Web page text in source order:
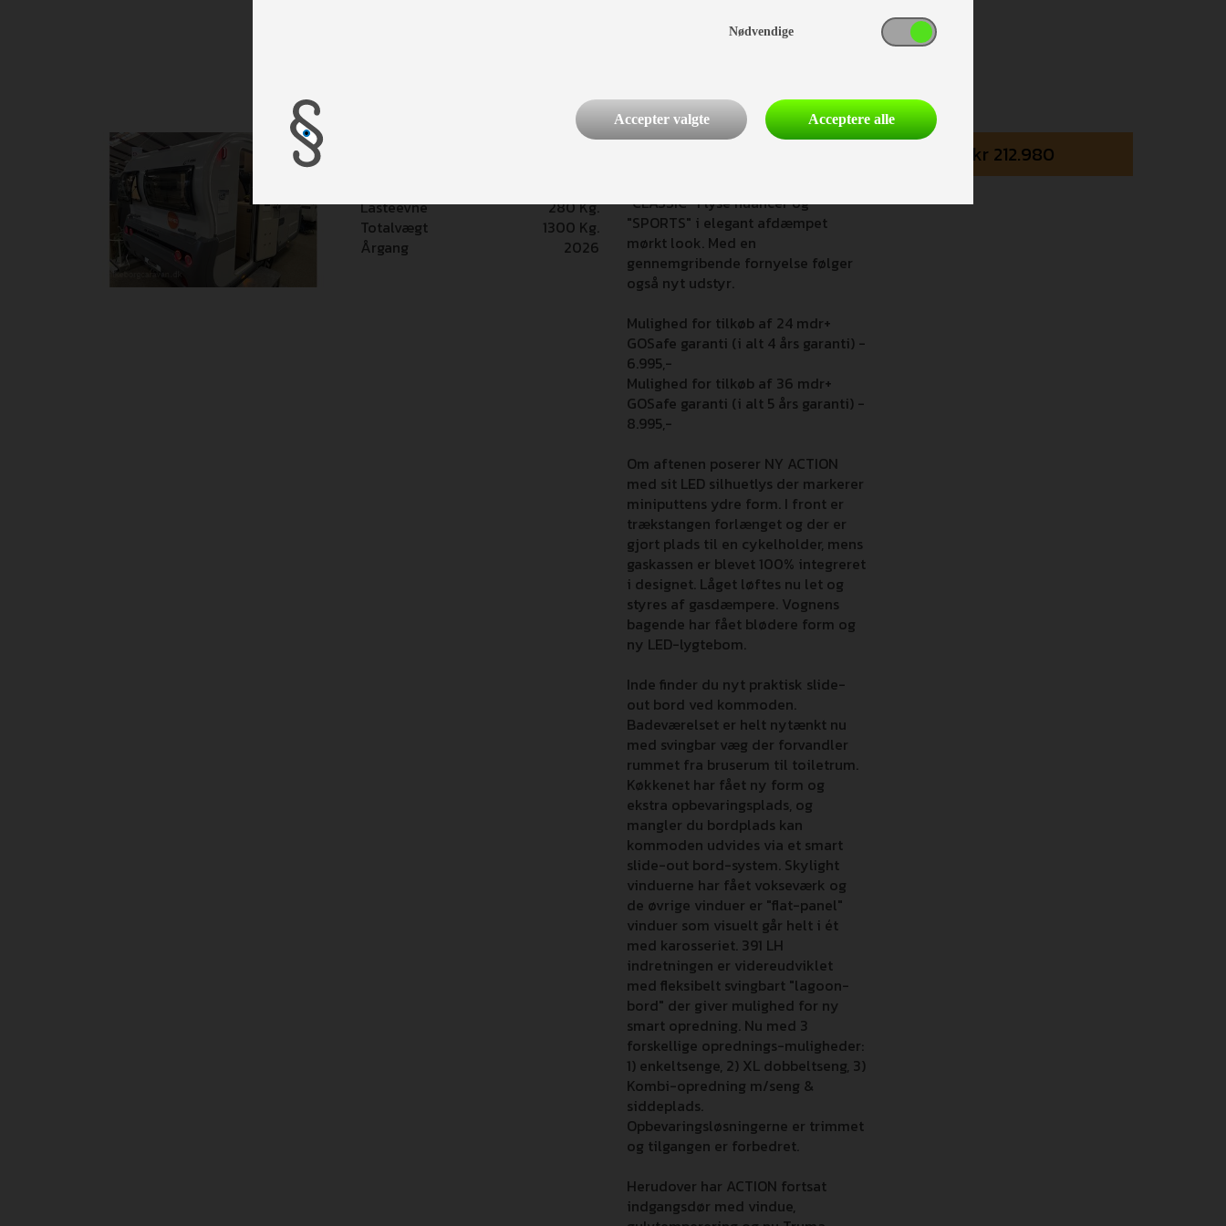
Lasteevne
280 Kg.
Totalvægt
1300 Kg.
Årgang
2026
I det hyggelige indre, videreføres
"CLASSIC" i lyse nuancer og
"SPORTS" i elegant afdæmpet
mørkt look. Med en
gennemgribende fornyelse følger
også nyt udstyr.
Mulighed for tilkøb af 24 mdr+
GOSafe garanti (i alt 4 års garanti) -
6.995,-
Mulighed for tilkøb af 36 mdr+
GOSafe garanti (i alt 5 års garanti) -
8.995,-
Om aftenen poserer NY ACTION
med sit LED silhuetlys der markerer
miniputtens ydre form. I front er
trækstangen forlænget og der er
gjort plads til en cykelholder, mens
gaskassen er blevet 100% integreret
i designet. Låget løftes nu let og
styres af gasdæmpere. Vognens
bagende har fået blødere form og
ny LED-lygtebom.
Inde finder du nyt praktisk slide-
out bord ved kommoden.
Badeværelset er helt nytænkt nu
med svingbar væg der forvandler
rummet fra bruserum til toiletrum.
Køkkenet har fået ny form og
ekstra opbevaringsplads, og
mangler du bordplads kan
kommoden udvides via et smart
slide-out bord-system. Skylight
vinduerne har fået vokseværk og
de øvrige vinduer er "flat-panel"
vinduer som visuelt går helt i ét
med karosseriet. 391 LH
indretningen er videreudviklet
med fleksibelt svingbart "lagoon-
bord" der giver mulighed for ny
smart opredning. Nu med 3
forskellige oprednings-muligheder:
1) enkeltsenge, 2) XL dobbeltseng, 3)
Kombi-opredning m/seng &
siddeplads.
Opbevaringsløsningerne er trimmet
og tilgangen er forbedret.
Herudover har ACTION fortsat
indgangsdør med vindue,
kr 212.980
Nødvendige
Accepter valgte Acceptere alle